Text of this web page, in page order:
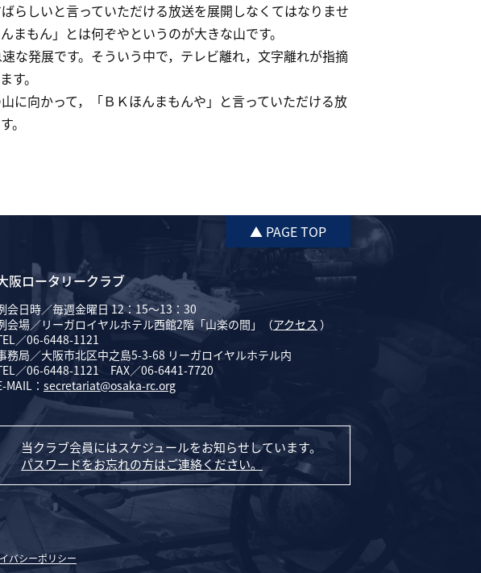
らしいと言っていただける放送を展開しなくてはなりませ
もん」とは何ぞやというのが大きな山です。
な発展です。そういう中で，テレビ離れ，文字離れが指摘
す。
に向かって，「ＢＫほんまもんや」と言っていただける放
。
▲ PAGE TOP
阪ロータリークラブ
会日時／毎週金曜日 12：15～13：30
会場／リーガロイヤルホテル西館2階「山楽の間」（アクセス ）
／06-6448-1121
務局／大阪市北区中之島5-3-68 リーガロイヤルホテル内
／06-6448-1121 FAX／06-6441-7720
MAIL： secretariat@osaka-rc.org
当クラブ会員にはスケジュールをお知らせしています。
パスワードをお忘れの方はご連絡ください。
バシーポリシー